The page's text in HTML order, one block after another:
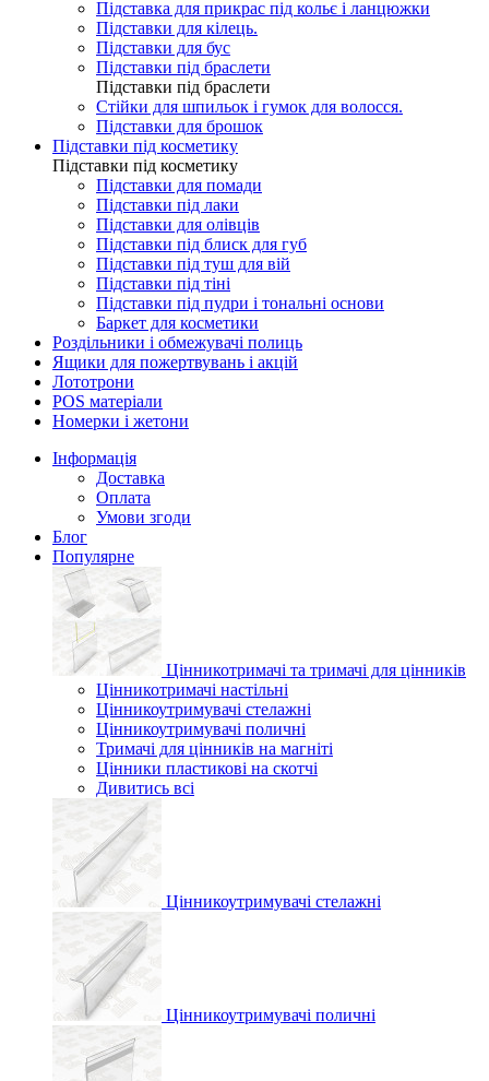
Підставка для прикрас під кольє і ланцюжки
Підставки для кілець.
Підставки для бус
Підставки під браслети
Підставки під браслети
Стійки для шпильок і гумок для волосся.
Підставки для брошок
Підставки під косметику
Підставки під косметику
Підставки для помади
Підставки під лаки
Підставки для олівців
Підставки під блиск для губ
Підставки під туш для вій
Підставки під тіні
Підставки під пудри і тональні основи
Баркет для косметики
Роздільники і обмежувачі полиць
Ящики для пожертвувань і акцій
Лототрони
POS матеріали
Номерки і жетони
Інформація
Доставка
Оплата
Умови згоди
Блог
Популярне
Цінникотримачі та тримачі для цінників
Цінникотримачі настільні
Цінникоутримувачі стелажні
Цінникоутримувачі поличні
Тримачі для цінників на магніті
Цінники пластикові на скотчі
Дивитись всі
Цінникоутримувачі стелажні
Цінникоутримувачі поличні